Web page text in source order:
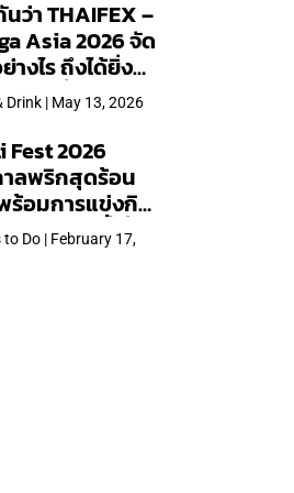
ว่า THAIFEX –
Asia 2026 จัด
างไร ถึงได้ยิ่ง
เท่าที่เคยจัดมา
Drink | May 13, 2026
Fest 2026
าลพริกสุดร้อน
ร้อมการแข่งกิน
28 มี.ค.นี้ ที่โรง
มป์ตัน มาลัยฯ
to Do | February 17,